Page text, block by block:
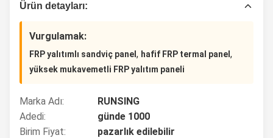
Ürün detayları:
Vurgulamak:
FRP yalıtımlı sandviç panel , hafif FRP termal panel ,
yüksek mukavemetli FRP yalıtım paneli
Marka Adı:
RUNSING
Adedi:
günde 1000
Birim Fiyat:
pazarlık edilebilir